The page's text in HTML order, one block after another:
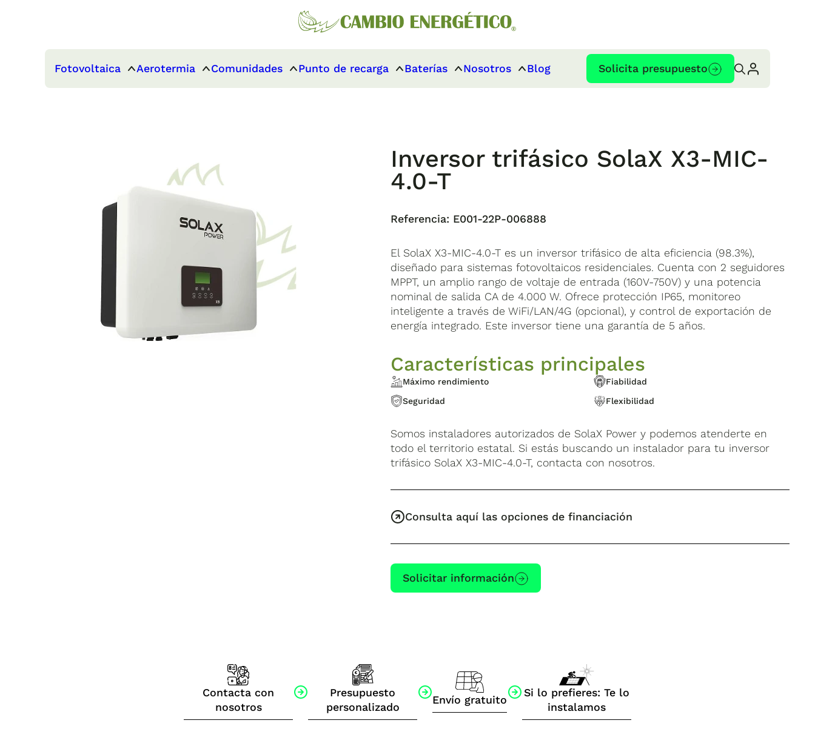
Fotovoltaica Aerotermia Comunidades Punto de recarga Baterías Nosotros Blog Solicita presupuesto
Inversor trifásico SolaX X3-MIC-
4.0-T
Referencia: E001-22P-006888
El SolaX X3-MIC-4.0-T es un inversor trifásico de alta eficiencia (98.3%),
diseñado para sistemas fotovoltaicos residenciales. Cuenta con 2 seguidores
MPPT, un amplio rango de voltaje de entrada (160V-750V) y una potencia
nominal de salida CA de 4.000 W. Ofrece protección IP65, monitoreo
inteligente a través de WiFi/LAN/4G (opcional), y control de exportación de
energía integrado. Este inversor tiene una garantía de 5 años.
Características principales
Máximo rendimiento
Fiabilidad
Seguridad
Flexibilidad
Somos instaladores autorizados de SolaX Power y podemos atenderte en
todo el territorio estatal. Si estás buscando un instalador para tu inversor
trifásico SolaX X3-MIC-4.0-T, contacta con nosotros.
Consulta aquí las opciones de financiación
Solicitar información
Contacta con
nosotros
Presupuesto
personalizado
Envío gratuito
Si lo prefieres: Te lo
instalamos